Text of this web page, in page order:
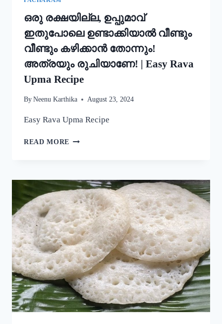
ഒരു രക്ഷയില്ല, ഉപ്പുമാവ്
ഇതുപോലെ ഉണ്ടാക്കിയാൽ വീണ്ടും
വീണ്ടും കഴിക്കാൻ തോന്നും!
അത്രയും രുചിയാണേ! | Easy Rava
Upma Recipe
By Neenu Karthika August 23, 2024
Easy Rava Upma Recipe
READ MORE ഒരു
ഉണ്ടാക്കിയാൽ
വീണ്ടും
വീണ്ടും
കഴിക്കാൻ
തോന്നും!
അത്രയും
രുചിയാണേ!
|
EASY
RAVA
UPMA
RECIPE